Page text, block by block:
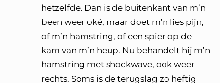
hetzelfde. Dan is de buitenkant van m’n
been weer oké, maar doet m’n lies pijn,
of m’n hamstring, of een spier op de
kam van m’n heup. Nu behandelt hij m’n
hamstring met shockwave, ook weer
rechts. Soms is de terugslag zo heftig